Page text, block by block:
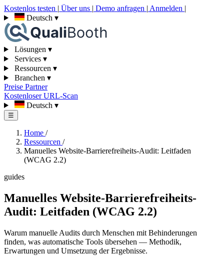
Kostenlos testen | Über uns | Demo anfragen | Anmelden |
Deutsch ▾
Lösungen ▾
Services ▾
Ressourcen ▾
Branchen ▾
Preise Partner
Kostenloser URL-Scan
Deutsch ▾
☰
Home /
Ressourcen /
Manuelles Website-Barrierefreiheits-Audit: Leitfaden
(WCAG 2.2)
guides
Manuelles Website-Barrierefreiheits-
Audit: Leitfaden (WCAG 2.2)
Warum manuelle Audits durch Menschen mit Behinderungen
finden, was automatische Tools übersehen — Methodik,
Erwartungen und Umsetzung der Ergebnisse.